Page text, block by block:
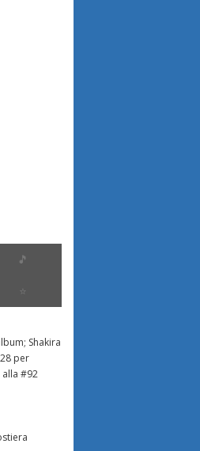
🎵
⭐️
Shakira
per
alla #92